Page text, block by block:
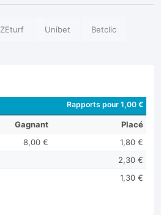
ZEturf Unibet Betclic
Rapports pour 1,00 €
Gagnant
Placé
8,00 €
1,80 €
2,30 €
1,30 €